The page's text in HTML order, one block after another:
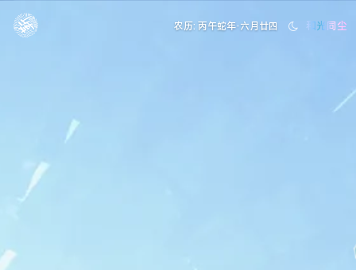
农历: 丙午蛇年·六月廿四 和光同尘